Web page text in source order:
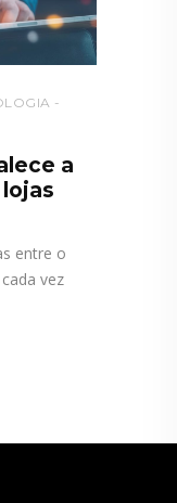
a
entre o
vez